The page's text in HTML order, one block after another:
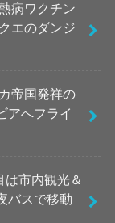
病ワクチン
エのダンジ
帝国発祥の
アへフライ
は市内観光＆
バスで移動